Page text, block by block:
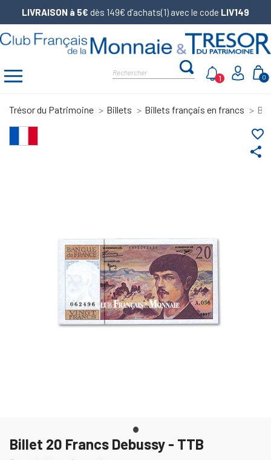
LIVRAISON à 5€ dès 149€ d’achats(1) avec le code LIV149
0
1
Trésor du Patrimoine Billets Billets français en francs
share
favorite_border
Billet 20 Francs Debussy - TTB